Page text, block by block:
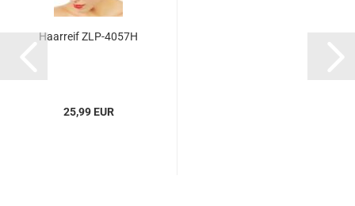
Haarreif ZLP-4057H
25,99 EUR